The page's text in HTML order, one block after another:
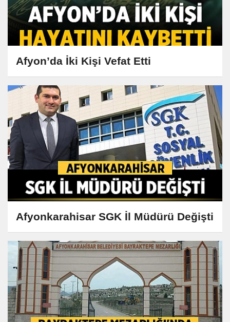
Afyon’da İki Kişi Vefat Etti
Afyonkarahisar SGK İl Müdürü Değişti